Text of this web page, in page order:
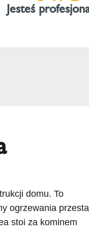
Jesteś
domu. To
ogrzewania
stoi za kominem